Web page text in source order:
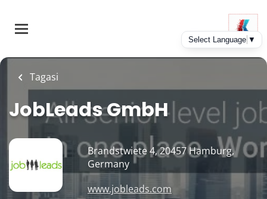
main
Tagasi
JobLeads GmbH
Brandstwiete 4, 20457 Hamburg,
Germany
www.jobleads.com